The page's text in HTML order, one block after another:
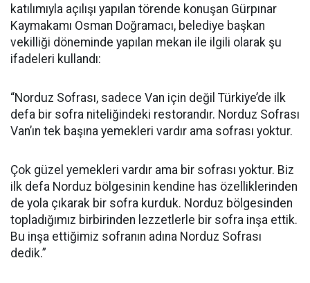
katılımıyla açılışı yapılan törende konuşan Gürpınar
Kaymakamı Osman Doğramacı, belediye başkan
vekilliği döneminde yapılan mekan ile ilgili olarak şu
ifadeleri kullandı:
“Norduz Sofrası, sadece Van için değil Türkiye’de ilk
defa bir sofra niteliğindeki restorandır. Norduz Sofrası
Van’ın tek başına yemekleri vardır ama sofrası yoktur.
Çok güzel yemekleri vardır ama bir sofrası yoktur. Biz
ilk defa Norduz bölgesinin kendine has özelliklerinden
de yola çıkarak bir sofra kurduk. Norduz bölgesinden
topladığımız birbirinden lezzetlerle bir sofra inşa ettik.
Bu inşa ettiğimiz sofranın adına Norduz Sofrası
dedik.”